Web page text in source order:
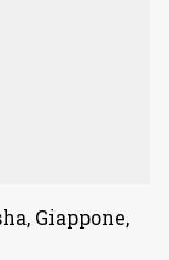
Giappone,